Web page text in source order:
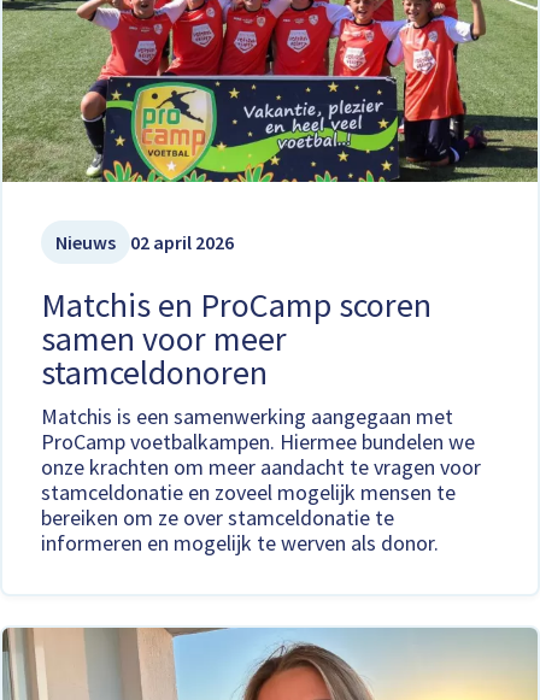
Nieuws 02 april 2026
Matchis en ProCamp scoren
samen voor meer
stamceldonoren
Matchis is een samenwerking aangegaan met
ProCamp voetbalkampen. Hiermee bundelen we
onze krachten om meer aandacht te vragen voor
stamceldonatie en zoveel mogelijk mensen te
bereiken om ze over stamceldonatie te
informeren en mogelijk te werven als donor.